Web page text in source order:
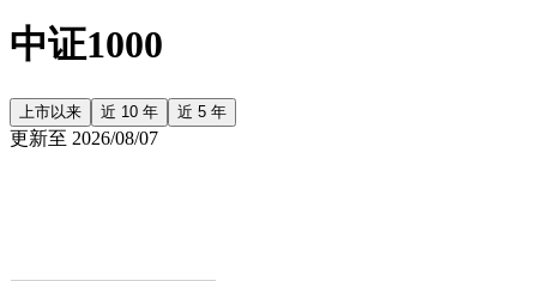
中证1000
上市以来 近 10 年 近 5 年
更新至 2026/08/07